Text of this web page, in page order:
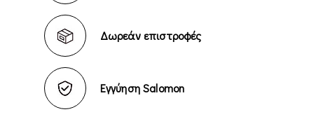
Δωρεάν επιστροφές
Εγγύηση Salomon